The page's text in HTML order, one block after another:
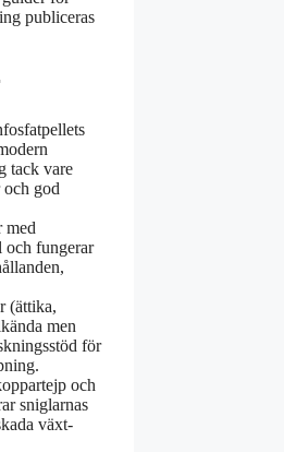
publiceras
tack vare
god
med
fungerar
(ättika,
men
för
och
sniglarnas
växt-